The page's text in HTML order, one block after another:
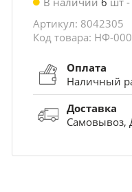
Артикул: 8042305
Код товара: НФ-
Оплата
Наличный
Доставка
Самовывоз,